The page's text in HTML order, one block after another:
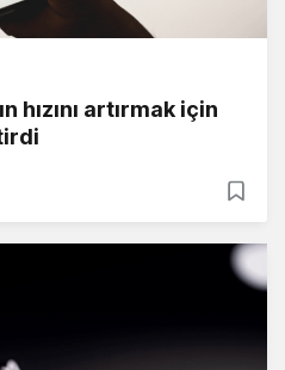
hızını artırmak için